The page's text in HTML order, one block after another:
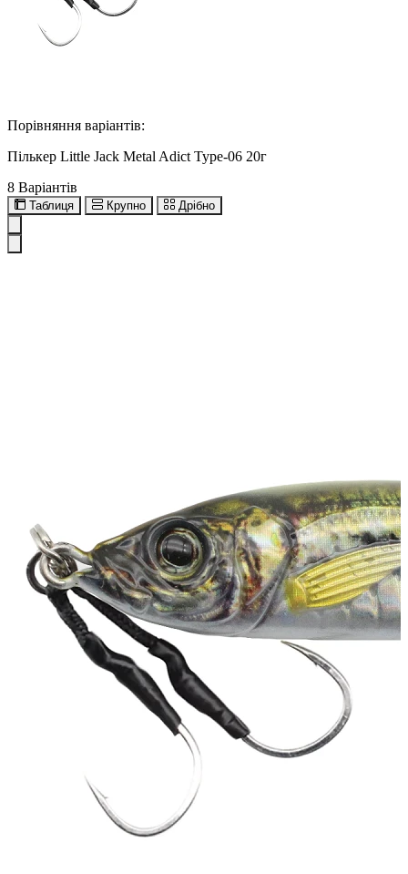
Порівняння варіантів:
Пількер Little Jack Metal Adict Type-06 20г
8 Варіантів
Таблиця Крупно Дрібно